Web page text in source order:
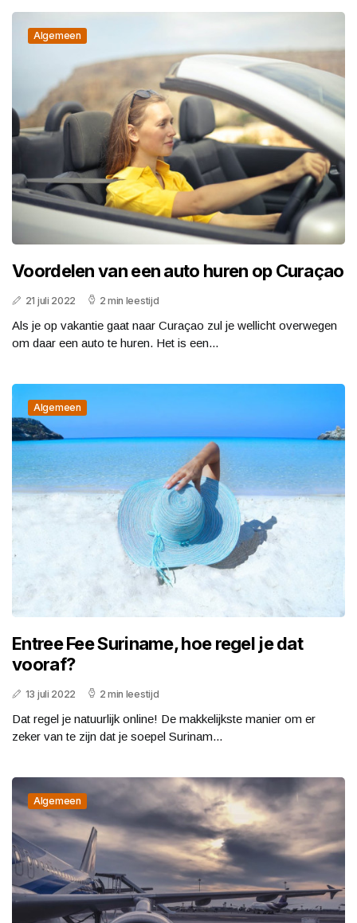
Algemeen
Voordelen van een auto huren op Curaçao
21 juli 2022 2 min leestijd
Als je op vakantie gaat naar Curaçao zul je wellicht overwegen
om daar een auto te huren. Het is een...
Algemeen
Entree Fee Suriname, hoe regel je dat
vooraf?
13 juli 2022 2 min leestijd
Dat regel je natuurlijk online! De makkelijkste manier om er
zeker van te zijn dat je soepel Surinam...
Algemeen